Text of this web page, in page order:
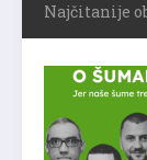
Najčitanije